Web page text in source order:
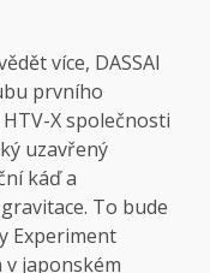
více, DASSAI
prvního
X společnosti
uzavřený
káď a
To bude
Experiment
v japonském